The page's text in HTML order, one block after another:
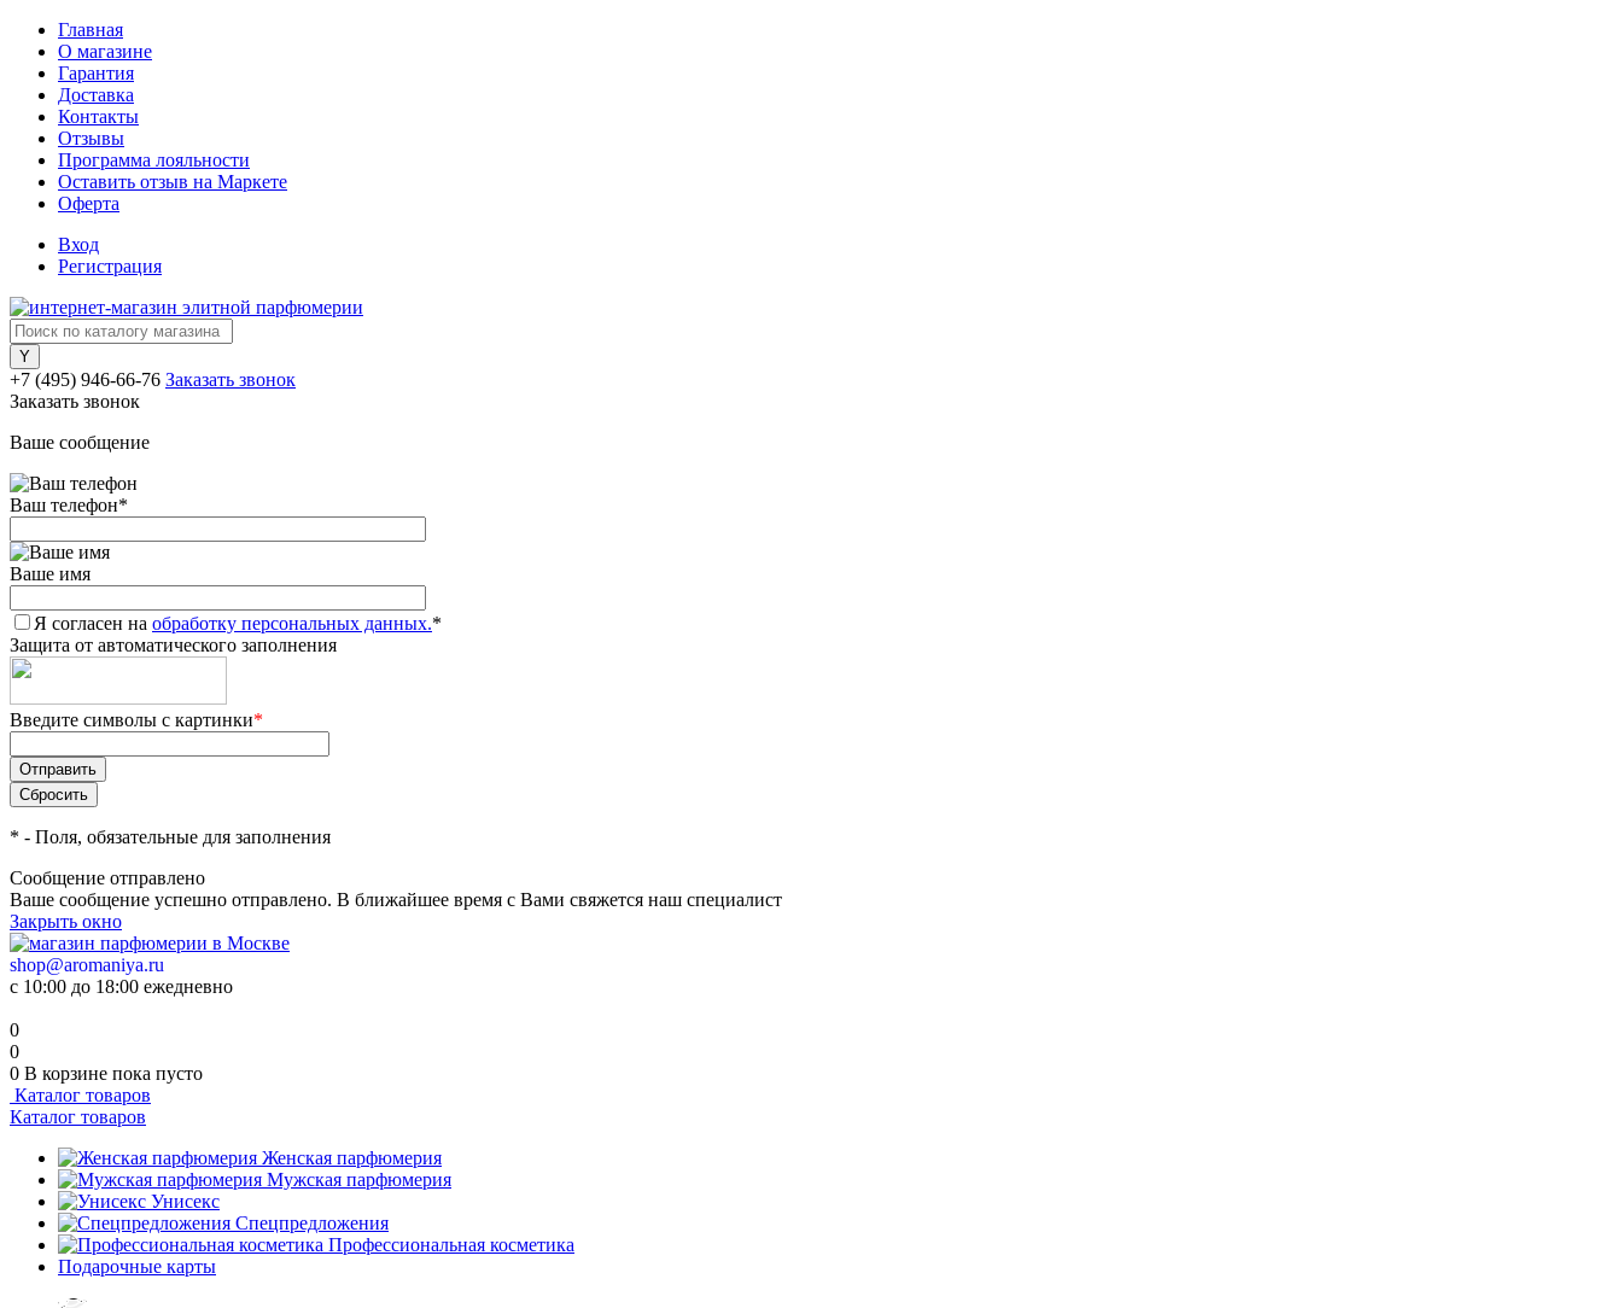
Главная
О магазине
Гарантия
Доставка
Контакты
Отзывы
Программа лояльности
Оставить отзыв на Маркете
Оферта
Вход
Регистрация
+7 (495) 946-66-76 Заказать звонок
Заказать звонок
Ваше сообщение
Ваш телефон*
Ваше имя
Я согласен на обработку персональных данных.*
Защита от автоматического заполнения
Введите символы с картинки*
* - Поля, обязательные для заполнения
Сообщение отправлено
Ваше сообщение успешно отправлено. В ближайшее время с Вами свяжется наш специалист
Закрыть окно
shop@aromaniya.ru
с 10:00 до 18:00 ежедневно
0
0
0 В корзине пока пусто
Каталог товаров
Каталог товаров
Женская парфюмерия
Мужская парфюмерия
Унисекс
Спецпредложения
Профессиональная косметика
Подарочные карты